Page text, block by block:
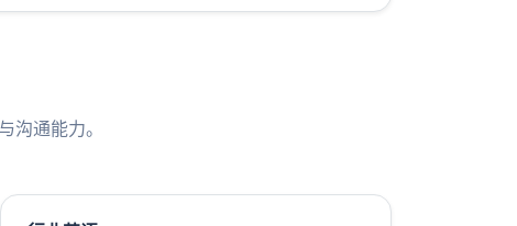
沟通能力。